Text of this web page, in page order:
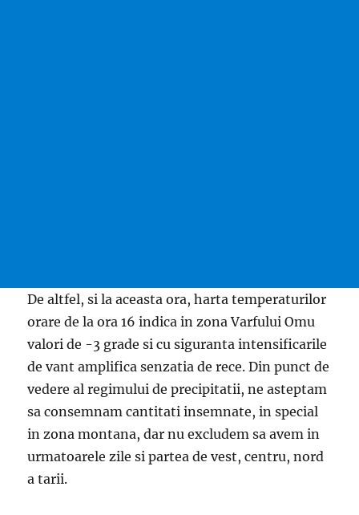
De altfel, si la aceasta ora, harta temperaturilor
orare de la ora 16 indica in zona Varfului Omu
valori de -3 grade si cu siguranta intensificarile
de vant amplifica senzatia de rece. Din punct de
vedere al regimului de precipitatii, ne asteptam
sa consemnam cantitati insemnate, in special
in zona montana, dar nu excludem sa avem in
urmatoarele zile si partea de vest, centru, nord
a tarii.